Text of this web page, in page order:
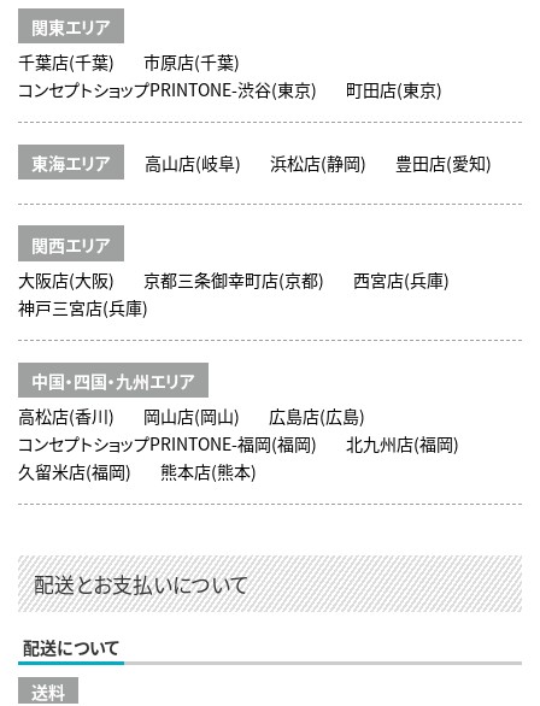
関東エリア
千葉店(千葉)
市原店(千葉)
コンセプトショップPRINTONE-渋谷(東京)
町田店(東京)
東海エリア 高山店(岐阜) 浜松店(静岡) 豊田店(愛知)
関西エリア
大阪店(大阪)
京都三条御幸町店(京都)
西宮店(兵庫)
神戸三宮店(兵庫)
中国・四国・九州エリア
高松店(香川)
岡山店(岡山)
広島店(広島)
コンセプトショップPRINTONE-福岡(福岡)
北九州店(福岡)
久留米店(福岡)
熊本店(熊本)
配送とお支払いについて
配送について
送料